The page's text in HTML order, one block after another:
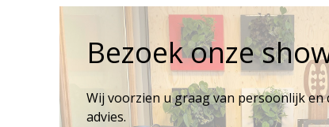
Bezoek onze
Wij voorzien u graag van persoonlijk en
advies.